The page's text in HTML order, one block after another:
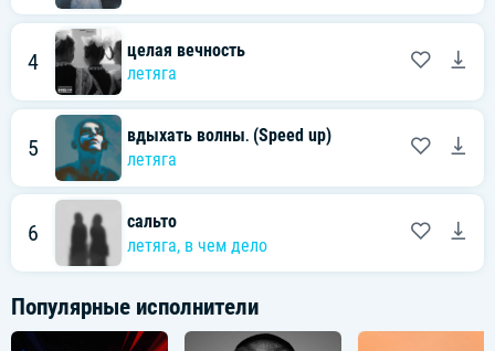
4
целая вечность
летяга
5
вдыхать волны․ (Speed up)
летяга
6
сальто
летяга, в чем дело
Популярные исполнители